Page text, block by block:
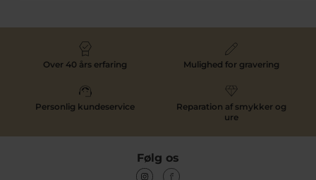
Over 40 års erfaring Mulighed for gravering
Personlig kundeservice
Reparation af smykker og
ure
Følg os